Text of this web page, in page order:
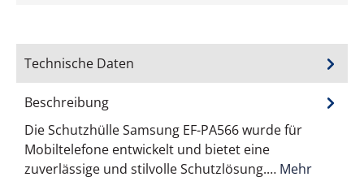
Technische Daten
Beschreibung
Die Schutzhülle Samsung EF-PA566 wurde für
Mobiltelefone entwickelt und bietet eine
zuverlässige und stilvolle Schutzlösung.… Mehr